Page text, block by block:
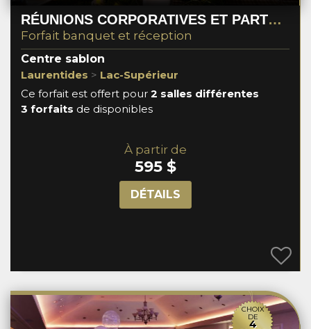
RÉUNIONS CORPORATIVES ET PARTY DE NOËL
Forfait banquet et réception
Centre sablon
Laurentides > Lac-Supérieur
Ce forfait est offert pour 2 salles différentes
3 forfaits de disponibles
À partir de
595 $
DÉTAILS
CHOIX
DE
4